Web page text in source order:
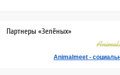
Партнеры «Зелёных»
Аnimalmeet -